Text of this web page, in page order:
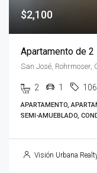
$2,100
San José, Rohrmoser,
2 1
APARTAMENTO,
SEMI-AMUEBLADO,
Visión Urbana